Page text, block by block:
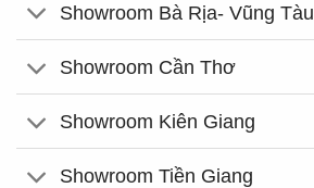
Showroom Bà Rịa- Vũng Tàu
Showroom Cần Thơ
Showroom Kiên Giang
Showroom Tiền Giang